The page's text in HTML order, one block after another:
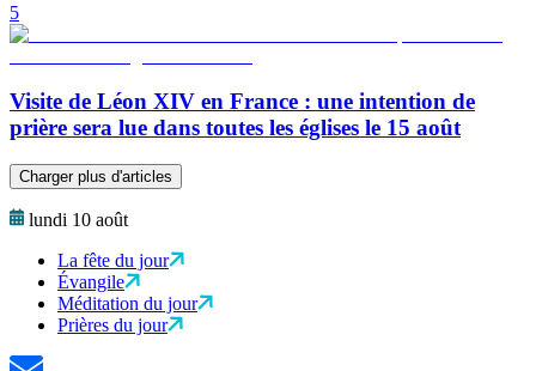
5
Visite de Léon XIV en France : une intention de
prière sera lue dans toutes les églises le 15 août
Charger plus d'articles
lundi 10 août
La fête du jour
Évangile
Méditation du jour
Prières du jour